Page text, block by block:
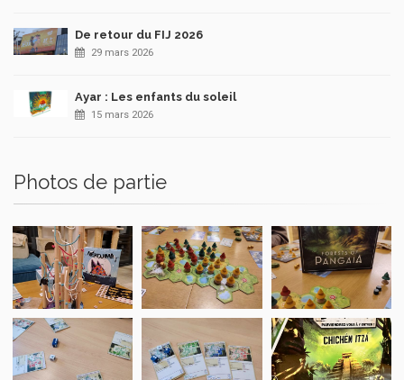
De retour du FIJ 2026
29 mars 2026
Ayar : Les enfants du soleil
15 mars 2026
Photos de partie